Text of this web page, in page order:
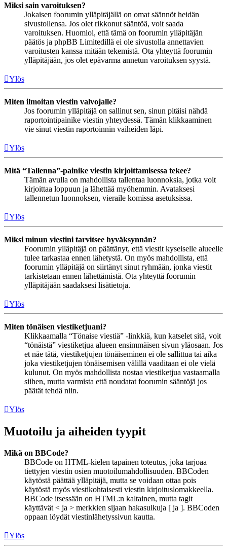
Miksi sain varoituksen?
Jokaisen foorumin ylläpitäjällä on omat säännöt heidän
sivustollensa. Jos olet rikkonut sääntöä, voit saada
varoituksen. Huomioi, että tämä on foorumin ylläpitäjän
päätös ja phpBB Limitedillä ei ole sivustolla annettavien
varoitusten kanssa mitään tekemistä. Ota yhteyttä foorumin
ylläpitäjään, jos olet epävarma annetun varoituksen syystä.
Ylös
Miten ilmoitan viestin valvojalle?
Jos foorumin ylläpitäjä on sallinut sen, sinun pitäisi nähdä
raportointipainike viestin yhteydessä. Tämän klikkaaminen
vie sinut viestin raportoinnin vaiheiden läpi.
Ylös
Mitä “Tallenna”-painike viestin kirjoittamisessa tekee?
Tämän avulla on mahdollista tallentaa luonnoksia, jotka voit
kirjoittaa loppuun ja lähettää myöhemmin. Avataksesi
tallennetun luonnoksen, vieraile komissa asetuksissa.
Ylös
Miksi minun viestini tarvitsee hyväksynnän?
Foorumin ylläpitäjä on päättänyt, että viestit kyseiselle alueelle
tulee tarkastaa ennen lähetystä. On myös mahdollista, että
foorumin ylläpitäjä on siirtänyt sinut ryhmään, jonka viestit
tarkistetaan ennen lähettämistä. Ota yhteyttä foorumin
ylläpitäjään saadaksesi lisätietoja.
Ylös
Miten tönäisen viestiketjuani?
Klikkaamalla “Tönaise viestiä” -linkkiä, kun katselet sitä, voit
“tönäistä” viestiketjua alueen ensimmäisen sivun yläosaan. Jos
et näe tätä, viestiketjujen tönäiseminen ei ole sallittua tai aika
joka viestiketjujen tönäisemisen välillä vaaditaan ei ole vielä
kulunut. On myös mahdollista nostaa viestiketjua vastaamalla
siihen, mutta varmista että noudatat foorumin sääntöjä jos
päätät tehdä niin.
Ylös
Muotoilu ja aiheiden tyypit
Mikä on BBCode?
BBCode on HTML-kielen tapainen toteutus, joka tarjoaa
tiettyjen viestin osien muotoilumahdollisuuden. BBCoden
käytöstä päättää ylläpitäjä, mutta se voidaan ottaa pois
käytöstä myös viestikohtaisesti viestin kirjoituslomakkeella.
BBCode itsessään on HTML:n kaltainen, mutta tagit
käyttävät < ja > merkkien sijaan hakasulkuja [ ja ]. BBCoden
oppaan löydät viestinlähetyssivun kautta.
Ylös